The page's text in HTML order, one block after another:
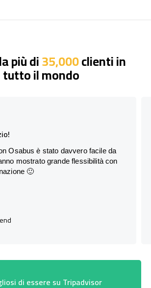
più di35,000clienti in
tutto il mondo
Osabus è stato davvero facile da
mostrato grande flessibilità con
🙂
di essere su Tripadvisor